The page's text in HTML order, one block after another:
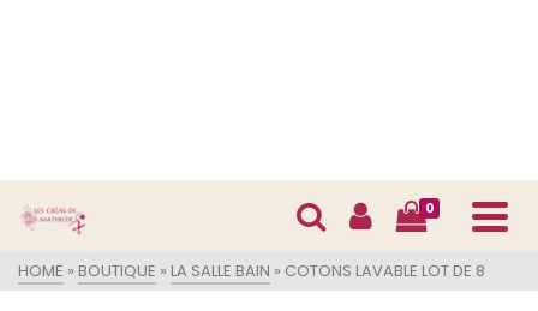
0
HOME » BOUTIQUE » LA SALLE BAIN » COTONS LAVABLE LOT DE 8